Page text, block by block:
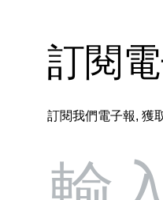
訂閱
訂閱我們電子報, 獲